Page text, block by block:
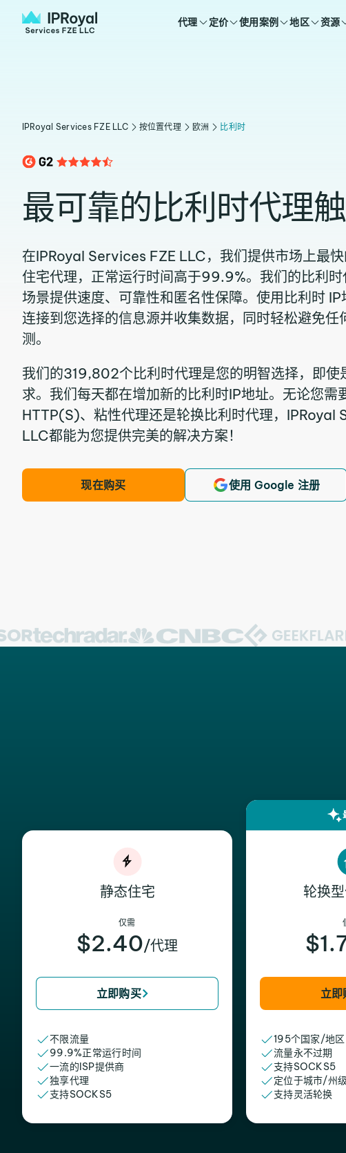
代理 定价 使用案例 地区 资源
IPRoyal Services FZE LLC 按位置代理 欧洲 比利时
最可靠的比利时代理
在IPRoyal Services FZE LLC，我们提供市场上最
住宅代理，正常运行时间高于99.9%。我们的比利时
场景提供速度、可靠性和匿名性保障。使用比利时
连接到您选择的信息源并收集数据，同时轻松避免任
测。
我们的319,802个比利时代理是您的明智选择，即使
求。我们每天都在增加新的比利时IP地址。无论您需
HTTP(S)、粘性代理还是轮换比利时代理，IPRoyal
LLC都能为您提供完美的解决方案！
现在购买 使用 Google 注册
静态住宅
仅需
$2.40/代理
立即购买
不限流量
99.9%正常运行时间
一流的ISP提供商
独享代理
支持SOCKS5
轮换
立即
195个国家/地区
流量永不过期
支持SOCKS5
定位于城市/州
支持灵活轮换